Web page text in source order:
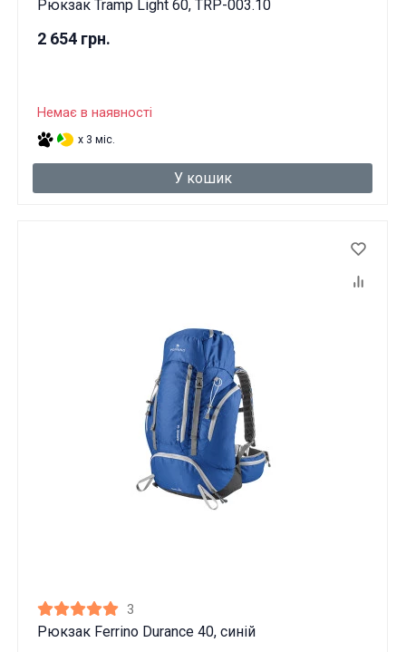
Рюкзак Tramp Light 60, TRP-003.10
2 654 грн.
Немає в наявності
x 3 міс.
У кошик
3
Рюкзак Ferrino Durance 40, синій